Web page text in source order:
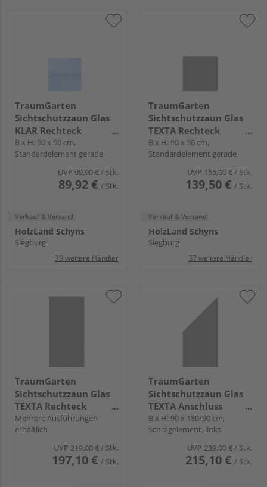
TraumGarten
Sichtschutzzaun Glas
KLAR Rechteck
"SYSTEM GLAS"
B x H: 90 x 90 cm,
Standardelement gerade
UVP 99,90 €/ Stk.
89,92 € / Stk.
Verkauf & Versand
HolzLand Schyns
Siegburg
39 weitere Händler
TraumGarten
Sichtschutzzaun Glas
TEXTA Rechteck
transparent "SYSTEM
GLAS"
B x H: 90 x 90 cm,
Standardelement gerade
UVP 155,00 €/ Stk.
139,50 € / Stk.
Verkauf & Versand
HolzLand Schyns
Siegburg
37 weitere Händler
TraumGarten
Sichtschutzzaun Glas
TEXTA Rechteck
transparent "SYSTEM
GLAS"
Mehrere Ausführungen
erhältlich
UVP 219,00 €/ Stk.
197,10 € / Stk.
TraumGarten
Sichtschutzzaun Glas
TEXTA Anschluss
transparent "SYSTEM
GLAS"
B x H: 90 x 180/90 cm,
Schrägelement, links
UVP 239,00 €/ Stk.
215,10 € / Stk.